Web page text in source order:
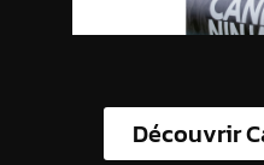
Découvrir